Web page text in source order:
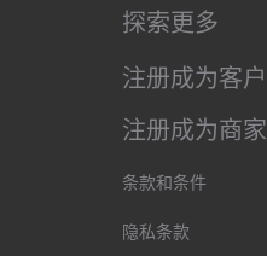
探索更多
注册成为客户
注册成为商家
条款和条件
隐私条款